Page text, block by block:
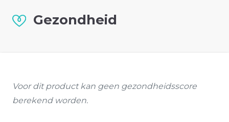
Gezondheid
Voor dit product kan geen gezondheidsscore
berekend worden.